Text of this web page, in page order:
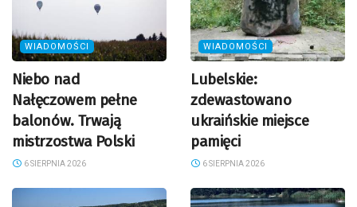
WIADOMOŚCI
Niebo nad
Nałęczowem pełne
balonów. Trwają
mistrzostwa Polski
6 SIERPNIA 2026
WIADOMOŚCI
Lubelskie:
zdewastowano
ukraińskie miejsce
pamięci
6 SIERPNIA 2026